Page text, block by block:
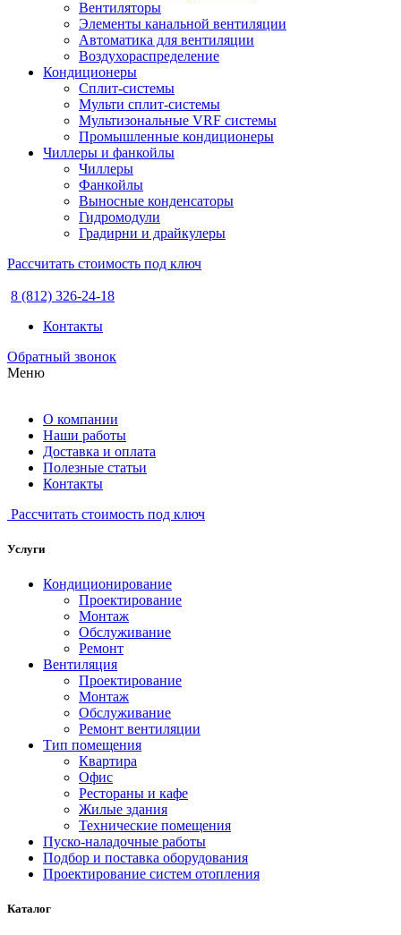
Вентиляторы
Элементы канальной вентиляции
Автоматика для вентиляции
Воздухораспределение
Кондиционеры
Сплит-системы
Мульти сплит-системы
Мультизональные VRF системы
Промышленные кондиционеры
Чиллеры и фанкойлы
Чиллеры
Фанкойлы
Выносные конденсаторы
Гидромодули
Градирни и драйкулеры
Рассчитать стоимость под ключ
8 (812) 326-24-18
Контакты
Обратный звонок
Меню
О компании
Наши работы
Доставка и оплата
Полезные статьи
Контакты
Рассчитать стоимость под ключ
Услуги
Кондиционирование
Проектирование
Монтаж
Обслуживание
Ремонт
Вентиляция
Проектирование
Монтаж
Обслуживание
Ремонт вентиляции
Тип помещения
Квартира
Офис
Рестораны и кафе
Жилые здания
Технические помещения
Пуско-наладочные работы
Подбор и поставка оборудования
Проектирование систем отопления
Каталог